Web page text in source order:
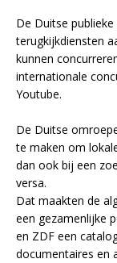
De Duitse
terugkijkdiensten
kunnen
internationale
Youtube.
De Duitse
te maken om
dan ook bij een
versa.
Dat maakten de
een gezamenlijke
en ZDF een
documentaires en